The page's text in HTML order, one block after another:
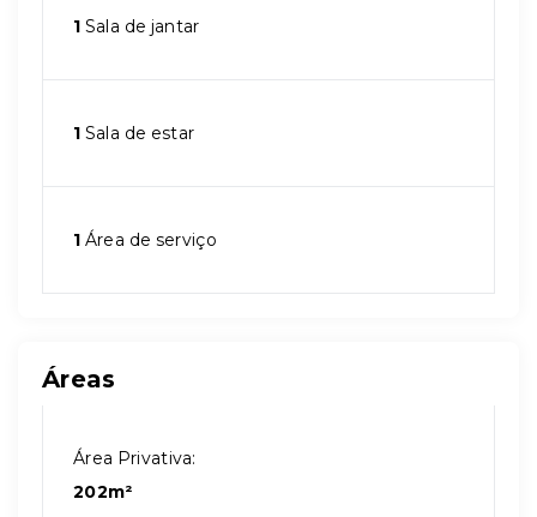
1 Sala de jantar
1 Sala de estar
1 Área de serviço
Áreas
Área Privativa:
202m²